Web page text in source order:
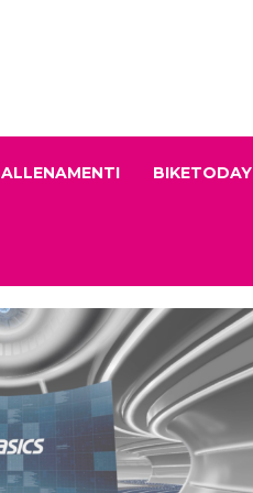
ALLENAMENTI BIKETODAY